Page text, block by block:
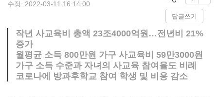
수정: 2022-03-11 16:14:00
답글쓰기
작년 사교육비 총액 23조4000억원…전년비 21%
증가
월평균 소득 800만원 가구 사교육비 59만3000원
가구 소득 수준과 자녀의 사교육 참여율도 비례
코로나에 방과후학교 참여 학생 및 비용 감소